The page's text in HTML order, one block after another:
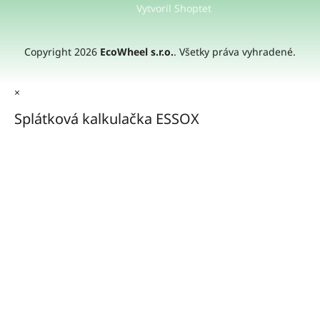
Vytvoril Shoptet
Copyright 2026 EcoWheel s.r.o.. Všetky práva vyhradené.
×
Splátková kalkulačka ESSOX